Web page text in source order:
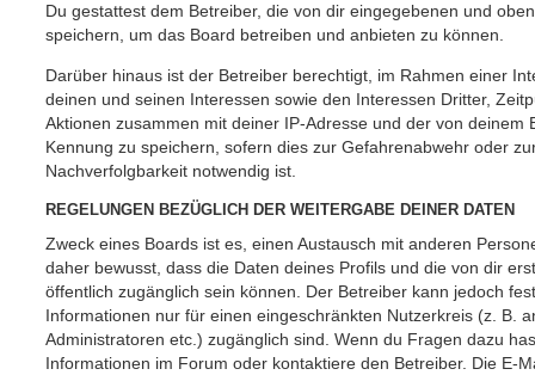
Du gestattest dem Betreiber, die von dir eingegebenen und
speichern, um das Board betreiben und anbieten zu können.
Darüber hinaus ist der Betreiber berechtigt, im Rahmen einer
deinen und seinen Interessen sowie den Interessen Dritter,
Aktionen zusammen mit deiner IP-Adresse und der von deinem
Kennung zu speichern, sofern dies zur Gefahrenabwehr oder
Nachverfolgbarkeit notwendig ist.
REGELUNGEN BEZÜGLICH DER WEITERGABE DEINER DATEN
Zweck eines Boards ist es, einen Austausch mit anderen
daher bewusst, dass die Daten deines Profils und die von dir
öffentlich zugänglich sein können. Der Betreiber kann jedoch
Informationen nur für einen eingeschränkten Nutzerkreis (z. B.
Administratoren etc.) zugänglich sind. Wenn du Fragen dazu
Informationen im Forum oder kontaktiere den Betreiber. Die E-